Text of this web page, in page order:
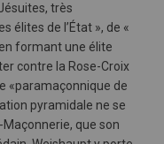
très
élites de l’État », de «
formant une élite
contre la Rose-Croix
«paramaçonnique de
pyramidale ne se
que son